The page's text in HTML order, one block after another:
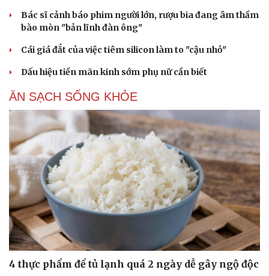
Bác sĩ cảnh báo phim người lớn, rượu bia đang âm thầm
bào mòn "bản lĩnh đàn ông"
Cái giá đắt của việc tiêm silicon làm to "cậu nhỏ"
Dấu hiệu tiền mãn kinh sớm phụ nữ cần biết
ĂN SẠCH SỐNG KHỎE
4 thực phẩm để tủ lạnh quá 2 ngày dễ gây ngộ độc